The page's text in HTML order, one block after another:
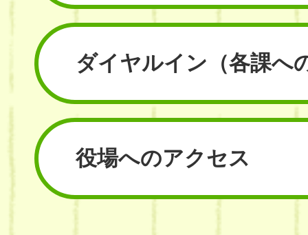
ダイヤルイン （各課へ
役場へのアクセス